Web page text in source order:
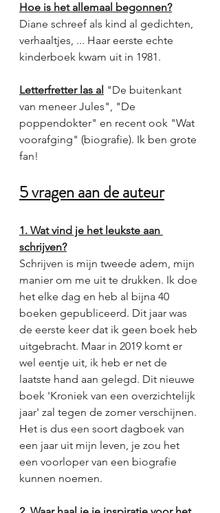
Hoe is het allemaal begonnen?
Diane schreef als kind al gedichten,
verhaaltjes, ... Haar eerste echte
kinderboek kwam uit in 1981.
Letterfretter las al "De buitenkant
van meneer Jules", "De
poppendokter" en recent ook "Wat
voorafging" (biografie). Ik ben grote
fan!
5 vragen aan de auteur
1. Wat vind je het leukste aan
schrijven?
Schrijven is mijn tweede adem, mijn
manier om me uit te drukken. Ik doe
het elke dag en heb al bijna 40
boeken gepubliceerd. Dit jaar was
de eerste keer dat ik geen boek heb
uitgebracht. Maar in 2019 komt er
wel eentje uit, ik heb er net de
laatste hand aan gelegd. Dit nieuwe
boek 'Kroniek van een overzichtelijk
jaar' zal tegen de zomer verschijnen.
Het is dus een soort dagboek van
een jaar uit mijn leven, je zou het
een voorloper van een biografie
kunnen noemen.